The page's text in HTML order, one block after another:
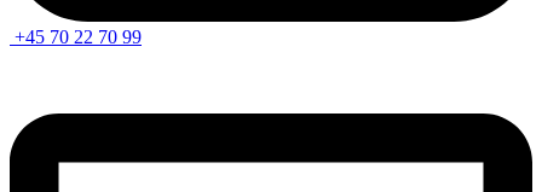
+45 70 22 70 99